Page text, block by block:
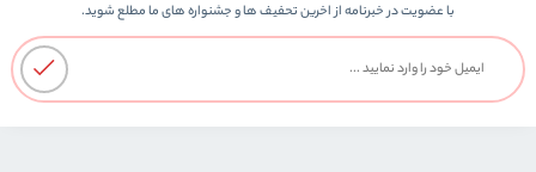
با عضویت در خبرنامه از اخرین تحفیف ها و جشنواره های ما مطلع شوید.